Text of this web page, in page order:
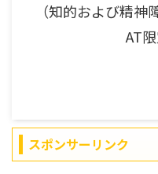
（知的および精
AT
スポンサーリンク